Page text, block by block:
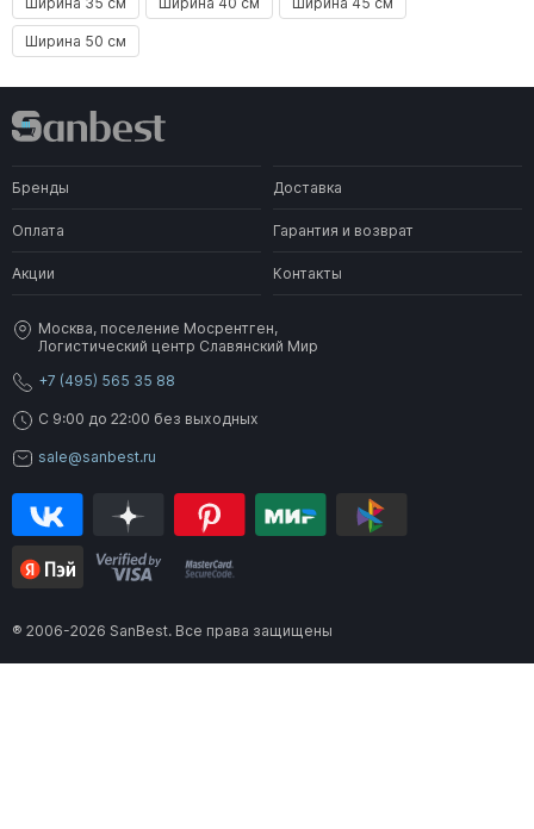
Ширина 50 см
Бренды Доставка
Оплата Гарантия и возврат
Акции Контакты
Москва, поселение Мосрентген,
Логистический центр Славянский Мир
+7 (495) 565 35 88
C 9:00 до 22:00 без выходных
sale@sanbest.ru
® 2006-2026 SanBest. Все права защищены